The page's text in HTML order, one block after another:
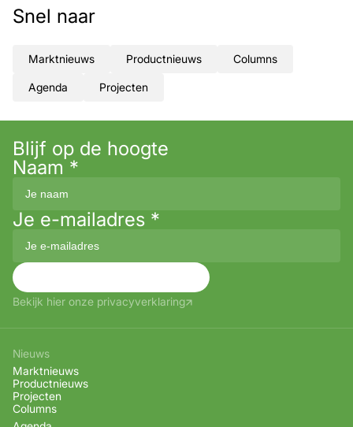
Snel naar
Marktnieuws Productnieuws Columns
Agenda Projecten
Blijf op de hoogte
Naam *
Je e-mailadres *
Bekijk hier onze privacyverklaring
Nieuws
Marktnieuws
Productnieuws
Projecten
Columns